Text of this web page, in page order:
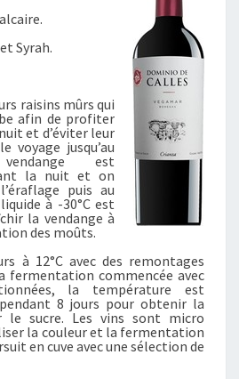
G
A
D
O
M
I
N
I
O
D
E
C
A
L
L
Syrah.
raisins mûrs qui
afin de profiter
et d’éviter leur
voyage jusqu’au
est
la nuit et on
puis au
à -30°C est
la vendange à
des moûts.
à 12°C avec des remontages
fermentation commencée avec
la température est
8 jours pour obtenir la
le sucre. Les vins sont micro
la couleur et la fermentation
en cuve avec une sélection de